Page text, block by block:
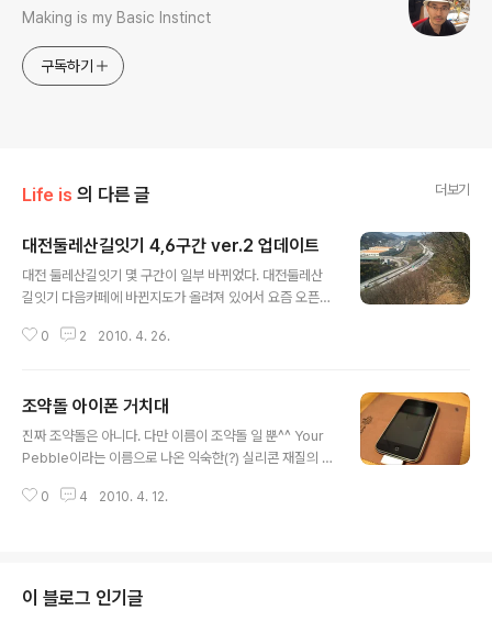
Making is my Basic Instinct
구독하기
Life is 의 다른 글 더보기
대전둘레산길잇기 4,6구간 ver.2 업데이트
대전 둘레산길잇기 몇 구간이 일부 바뀌었다. 대전둘레산
길잇기 다음카페에 바뀐지도가 올려져 있어서 요즘 오픈스
오늘 4구간의 바뀐 구간을 다녀왔다. 4구간은 식장산 구간
좀 어렵게 됐다. 세천유원지쪽 등산로에는 대전둘레산길잇
기 코스까지 다 표시되어 있었는데, 여기엔 등산로안내 표
시자체가 없다. 등산로 입구를 찾고 보니 고속도로 옆의 경
타고 지나다보면 종종 산을 깎은 절개지에 저런 계단을 보
0 2 2010. 4. 26.
조약돌 아이폰 거치대
진짜 조약돌은 아니다. 다만 이름이 조약돌 일 뿐^^ Your
Pebble이라는 이름으로 나온 익숙한(?) 실리콘 재질의 아
질이라 마음에 든다. 너무 친숙해서 몸속에 삽입까지 하니
형태의 휴대폰거치대로 변신했다. 물론 스스로 변신한건
아니고 내 친구이자 훈늉한 디자이너 @designMaxx군
0 4 2010. 4. 12.
이 블로그 인기글